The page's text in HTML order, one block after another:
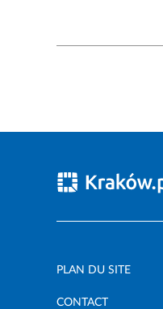
PLAN DU SITE
CONTACT